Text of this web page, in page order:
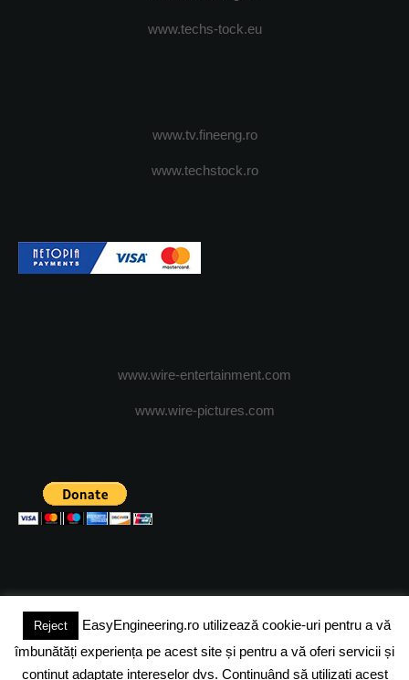
www.techs-tock.eu
www.tv.fineeng.ro
www.techstock.ro
www.wire-entertainment.com
www.wire-pictures.com
(c) 2024 - FineEngineeringMagazine. All rights reserved.
DESPRE NOI ADVERTISING JOBS DESPRE COOKIES
Reject
EasyEngineering.ro utilizează cookie-uri pentru a vă
îmbunătăți experiența pe acest site și pentru a vă oferi servicii și
conținut adaptate intereselor dvs. Continuând să utilizați acest